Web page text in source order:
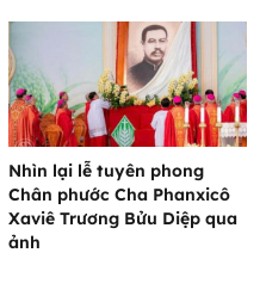
Nhìn lại lễ tuyên phong
Chân phước Cha Phanxicô
Xaviê Trương Bửu Diệp qua
ảnh